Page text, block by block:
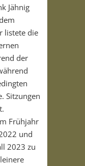
Jähnig
listete die
der
Sitzungen
Frühjahr
und
2023 zu